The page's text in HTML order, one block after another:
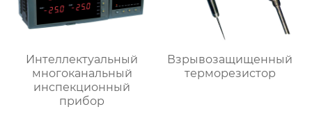
Интеллектуальный
многоканальный
инспекционный
прибор
Взрывозащищенный
терморезистор